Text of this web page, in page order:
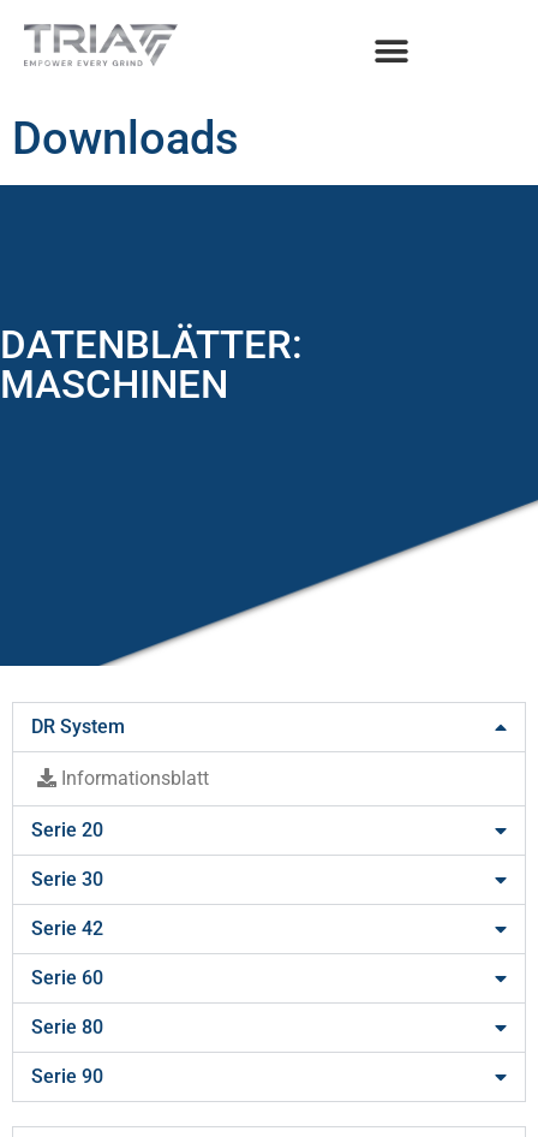
Downloads
DATENBLÄTTER:
MASCHINEN
DR System
­Informationsblatt
Serie 20
Serie 30
Serie 42
Serie 60
Serie 80
Serie 90